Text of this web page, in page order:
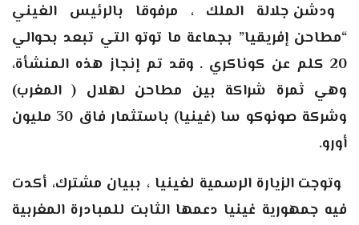
ودشن جلالة الملك ، مرفوقا بالرئيس الغيني
“مطاحن إفريقيا” بجماعة ما توتو التي تبعد بحوالي
20 كلم عن كوناكري . وقد تم إنجاز هذه المنشأة،
وهي ثمرة شراكة بين مطاحن لهلال ( المغرب)
وشركة صونوكو سا (غينيا) باستثمار فاق 30 مليون
أورو.
وتوجت الزيارة الرسمية لغينيا ، ببيان مشترك، أكدت
فيه جمهورية غينيا دعمها الثابت للمبادرة المغربية